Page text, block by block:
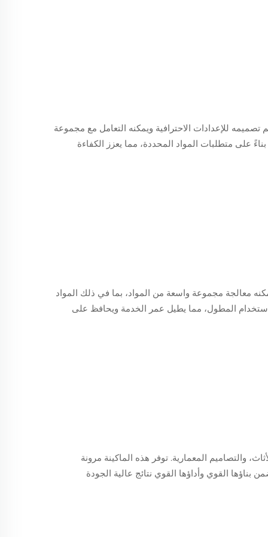
سريعًا. تم تصميمه للإعدادات الاحترافية ويمكنه التعامل مع مجموعة
على متطلبات المواد المحددة، مما يعزز الكفاءة
الكبيرة. يمكنه معالجة مجموعة واسعة من المواد، بما في ذلك المواد
الاستخدام المطول، مما يطيل عمر الخدمة ويحافظ على
والأثاث، والتصاميم المعمارية. توفر هذه الماكينة مرونة
القوي وأداؤها القوي نتائج عالية الجودة